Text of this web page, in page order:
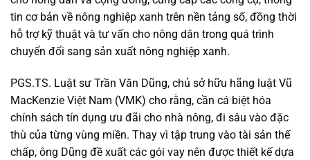
tin cơ bản về nông nghiệp xanh trên nền tảng số, đồng thời
hỗ trợ kỹ thuật và tư vấn cho nông dân trong quá trình
chuyển đổi sang sản xuất nông nghiệp xanh.
PGS.TS. Luật sư Trần Văn Dũng, chủ sở hữu hãng luật Vũ
MacKenzie Việt Nam (VMK) cho rằng, cần cá biệt hóa
chính sách tín dụng ưu đãi cho nhà nông, đi sâu vào đặc
thù của từng vùng miền. Thay vì tập trung vào tài sản thế
chấp, ông Dũng đề xuất các gói vay nên được thiết kế dựa